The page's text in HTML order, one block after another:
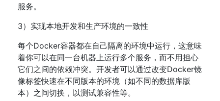
服务。
3）实现本地开发和生产环境的一致性
每个Docker容器都在自己隔离的环境中运行，这意味
着你可以在同一台机器上运行多个服务，而不用担心
它们之间的依赖冲突。开发者可以通过改变Docker镜
像标签快速在不同版本的环境（如不同的数据库版
本）之间切换，以测试兼容性等。